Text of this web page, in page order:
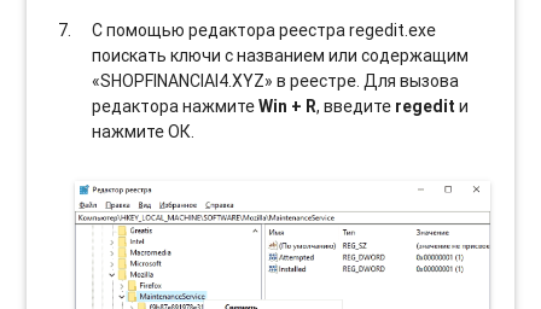
С помощью редактора реестра regedit.exe
поискать ключи с названием или содержащим
«SHOPFINANCIAI4.XYZ» в реестре. Для вызова
редактора нажмитеWin + R, введите regedit и
нажмите ОК.